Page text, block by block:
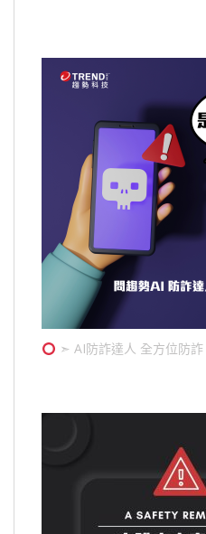
➣ AI防詐達人 全方位防